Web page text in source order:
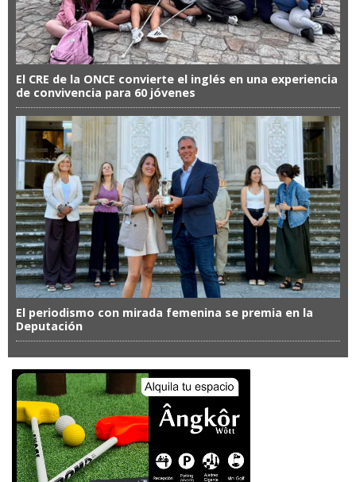
El CRE de la ONCE convierte el inglés en una experiencia
de convivencia para 60 jóvenes
El periodismo con mirada femenina se premia en la
Deputación